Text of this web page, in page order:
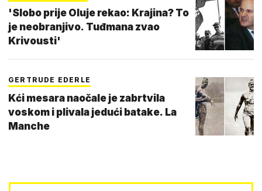
'Slobo prije Oluje rekao: Krajina? To
je neobranjivo. Tuđmana zvao
Krivousti'
GERTRUDE EDERLE
Kći mesara naočale je zabrtvila
voskom i plivala jedući batake. La
Manche